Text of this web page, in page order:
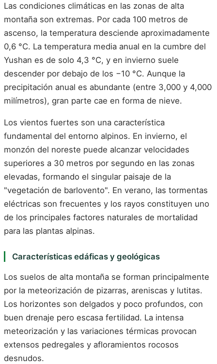
Las condiciones climáticas en las zonas de alta
montaña son extremas. Por cada 100 metros de
ascenso, la temperatura desciende aproximadamente
0,6 °C. La temperatura media anual en la cumbre del
Yushan es de solo 4,3 °C, y en invierno suele
descender por debajo de los −10 °C. Aunque la
precipitación anual es abundante (entre 3,000 y 4,000
milímetros), gran parte cae en forma de nieve.
Los vientos fuertes son una característica
fundamental del entorno alpinos. En invierno, el
monzón del noreste puede alcanzar velocidades
superiores a 30 metros por segundo en las zonas
elevadas, formando el singular paisaje de la
"vegetación de barlovento". En verano, las tormentas
eléctricas son frecuentes y los rayos constituyen uno
de los principales factores naturales de mortalidad
para las plantas alpinas.
Características edáficas y geológicas
Los suelos de alta montaña se forman principalmente
por la meteorización de pizarras, areniscas y lutitas.
Los horizontes son delgados y poco profundos, con
buen drenaje pero escasa fertilidad. La intensa
meteorización y las variaciones térmicas provocan
extensos pedregales y afloramientos rocosos
desnudos.